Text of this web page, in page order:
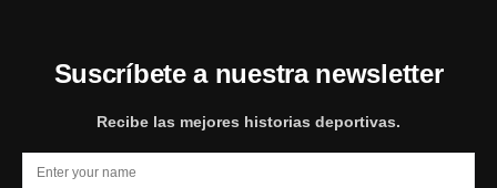
Suscríbete a nuestra newsletter
Recibe las mejores historias deportivas.